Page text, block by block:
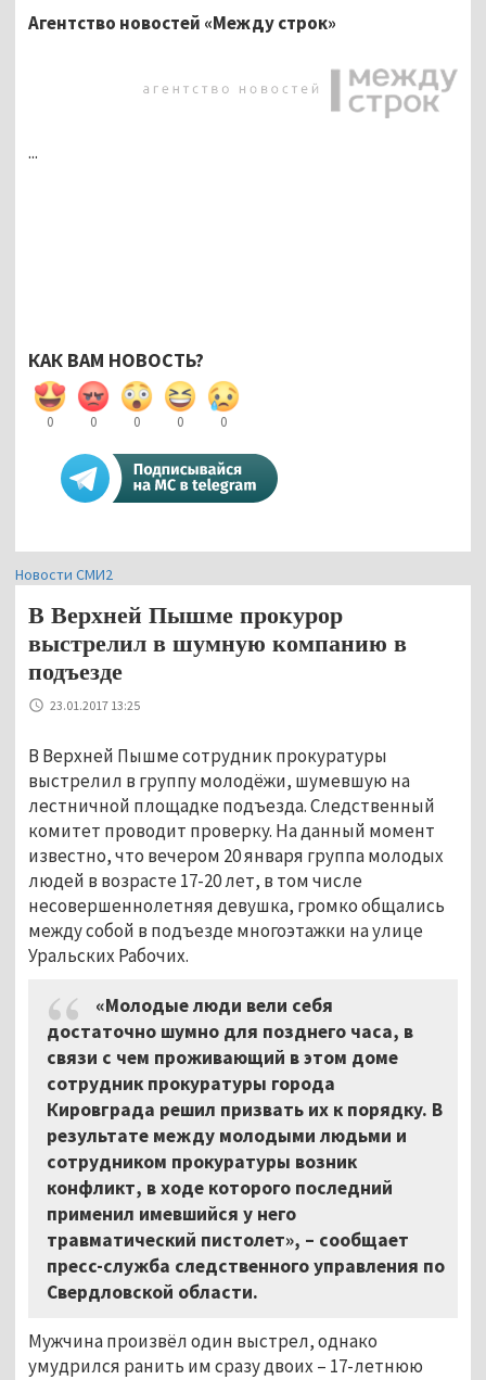
Агентство новостей «Между строк»
...
КАК ВАМ НОВОСТЬ?
0 0 0 0 0
Новости СМИ2
В Верхней Пышме прокурор
выстрелил в шумную компанию в
подъезде
23.01.2017 13:25
В Верхней Пышме сотрудник прокуратуры
выстрелил в группу молодёжи, шумевшую на
лестничной площадке подъезда. Следственный
комитет проводит проверку. На данный момент
известно, что вечером 20 января группа молодых
людей в возрасте 17-20 лет, в том числе
несовершеннолетняя девушка, громко общались
между собой в подъезде многоэтажки на улице
Уральских Рабочих.
«Молодые люди вели себя
достаточно шумно для позднего часа, в
связи с чем проживающий в этом доме
сотрудник прокуратуры города
Кировграда решил призвать их к порядку. В
результате между молодыми людьми и
сотрудником прокуратуры возник
конфликт, в ходе которого последний
применил имевшийся у него
травматический пистолет», – сообщает
пресс-служба следственного управления по
Свердловской области.
Мужчина произвёл один выстрел, однако
умудрился ранить им сразу двоих – 17-летнюю